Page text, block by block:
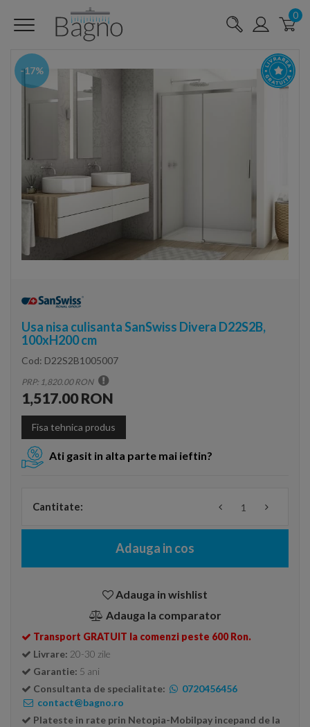
0
-17%
Usa nisa culisanta SanSwiss Divera D22S2B,
100xH200 cm
Cod: D22S2B1005007
PRP: 1,820.00 RON
1,517.00 RON
Fisa tehnica produs
Ati gasit in alta parte mai ieftin?
Cantitate:
Adauga in cos
Adauga in wishlist
Adauga la comparator
Transport GRATUIT la comenzi peste 600 Ron.
Livrare: 20-30 zile
Garantie: 5 ani
Consultanta de specialitate:
0720456456
contact@bagno.ro
Plateste in rate prin Netopia-Mobilpay incepand de la